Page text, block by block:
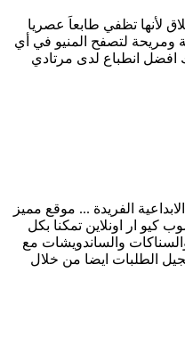
لأنها تظفي طابعاَ عصريا
ومريحة لتصفح المنيو في أي
افضل انطباع لدى مرتادي
الفريدة ... موقع مميز
كيو ار اونلاين تمكنا بكل
والساندويشات مع
الطلبات ايضا من خلال